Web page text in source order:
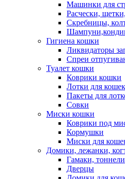
Машинки для
Расчески,
Скребницы,
Гигиена кошки
Ликвидаторы
Спреи
Туалет кошки
Коврики кошки
Лотки для кошек
Пакеты для
Совки
Миски кошки
Коврики под
Кормушки
Миски для
Домики, лежанки,
Гамаки, тоннели
Дверцы